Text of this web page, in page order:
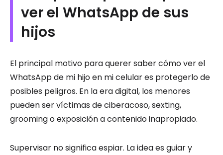
ver el WhatsApp de sus
hijos
El principal motivo para querer saber cómo ver el
WhatsApp de mi hijo en mi celular es protegerlo de
posibles peligros. En la era digital, los menores
pueden ser víctimas de ciberacoso, sexting,
grooming o exposición a contenido inapropiado.
Supervisar no significa espiar. La idea es guiar y